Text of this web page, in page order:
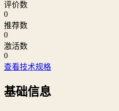
评价数
0
推荐数
0
激活数
0
查看技术规格
基础信息